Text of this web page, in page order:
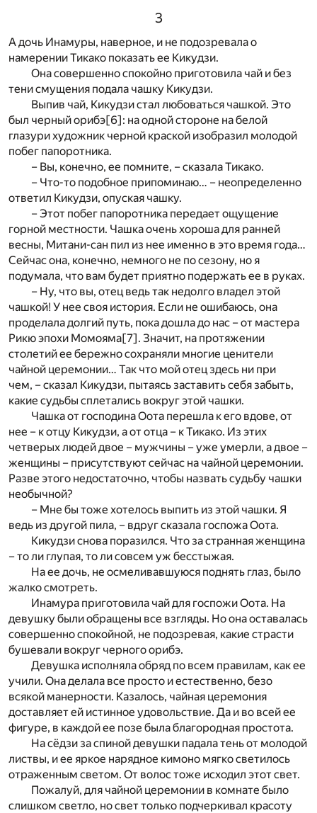
3
А дочь Инамуры, наверное, и не подозревала о
намерении Тикако показать ее Кикудзи.
Она совершенно спокойно приготовила чай и без
тени смущения подала чашку Кикудзи.
Выпив чай, Кикудзи стал любоваться чашкой. Это
был черный орибэ[6]: на одной стороне на белой
глазури художник черной краской изобразил молодой
побег папоротника.
– Вы, конечно, ее помните, – сказала Тикако.
– Что-то подобное припоминаю… – неопределенно
ответил Кикудзи, опуская чашку.
– Этот побег папоротника передает ощущение
горной местности. Чашка очень хороша для ранней
весны, Митани-сан пил из нее именно в это время года…
Сейчас она, конечно, немного не по сезону, но я
подумала, что вам будет приятно подержать ее в руках.
– Ну, что вы, отец ведь так недолго владел этой
чашкой! У нее своя история. Если не ошибаюсь, она
проделала долгий путь, пока дошла до нас – от мастера
Рикю эпохи Момояма[7]. Значит, на протяжении
столетий ее бережно сохраняли многие ценители
чайной церемонии… Так что мой отец здесь ни при
чем, – сказал Кикудзи, пытаясь заставить себя забыть,
какие судьбы сплетались вокруг этой чашки.
Чашка от господина Оота перешла к его вдове, от
нее – к отцу Кикудзи, а от отца – к Тикако. Из этих
четверых людей двое – мужчины – уже умерли, а двое –
женщины – присутствуют сейчас на чайной церемонии.
Разве этого недостаточно, чтобы назвать судьбу чашки
необычной?
– Мне бы тоже хотелось выпить из этой чашки. Я
ведь из другой пила, – вдруг сказала госпожа Оота.
Кикудзи снова поразился. Что за странная женщина
– то ли глупая, то ли совсем уж бесстыжая.
На ее дочь, не осмеливавшуюся поднять глаз, было
жалко смотреть.
Инамура приготовила чай для госпожи Оота. На
девушку были обращены все взгляды. Но она оставалась
совершенно спокойной, не подозревая, какие страсти
бушевали вокруг черного орибэ.
Девушка исполняла обряд по всем правилам, как ее
учили. Она делала все просто и естественно, безо
всякой манерности. Казалось, чайная церемония
доставляет ей истинное удовольствие. Да и во всей ее
фигуре, в каждой ее позе была благородная простота.
На сёдзи за спиной девушки падала тень от молодой
листвы, и ее яркое нарядное кимоно мягко светилось
отраженным светом. От волос тоже исходил этот свет.
Пожалуй, для чайной церемонии в комнате было
слишком светло, но свет только подчеркивал красоту